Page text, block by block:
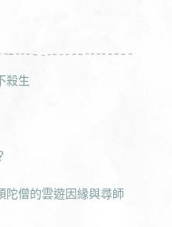
殺生
陀僧的雲遊因緣與尋師